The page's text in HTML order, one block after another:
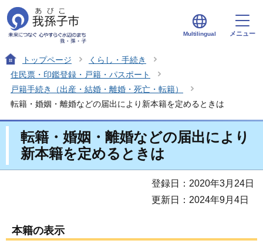
Multilingual メニュー
トップページ
くらし・手続き
住民票・印鑑登録・戸籍・パスポート
戸籍手続き（出産・結婚・離婚・死亡・転籍）
転籍・婚姻・離婚などの届出により新本籍を定めるときは
転籍・婚姻・離婚などの届出により
新本籍を定めるときは
登録日：2020年3月24日
更新日：2024年9月4日
本籍の表示